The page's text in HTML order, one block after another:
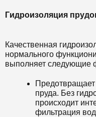
Гидроизоляция
Качественная
нормального
выполняет следующие
пруда. Без
происходит
фильтрация